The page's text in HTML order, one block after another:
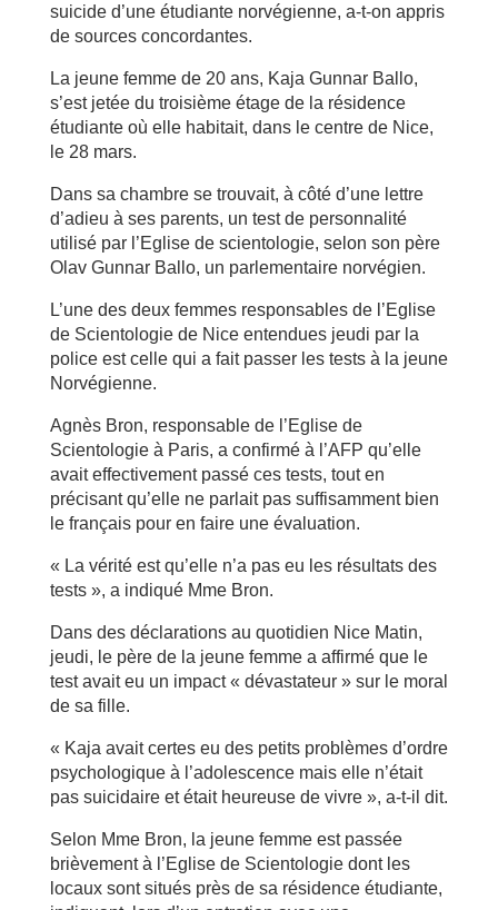
suicide d’une étudiante norvégienne, a-t-on appris
de sources concordantes.
La jeune femme de 20 ans, Kaja Gunnar Ballo,
s’est jetée du troisième étage de la résidence
étudiante où elle habitait, dans le centre de Nice,
le 28 mars.
Dans sa chambre se trouvait, à côté d’une lettre
d’adieu à ses parents, un test de personnalité
utilisé par l’Eglise de scientologie, selon son père
Olav Gunnar Ballo, un parlementaire norvégien.
L’une des deux femmes responsables de l’Eglise
de Scientologie de Nice entendues jeudi par la
police est celle qui a fait passer les tests à la jeune
Norvégienne.
Agnès Bron, responsable de l’Eglise de
Scientologie à Paris, a confirmé à l’AFP qu’elle
avait effectivement passé ces tests, tout en
précisant qu’elle ne parlait pas suffisamment bien
le français pour en faire une évaluation.
« La vérité est qu’elle n’a pas eu les résultats des
tests », a indiqué Mme Bron.
Dans des déclarations au quotidien Nice Matin,
jeudi, le père de la jeune femme a affirmé que le
test avait eu un impact « dévastateur » sur le moral
de sa fille.
« Kaja avait certes eu des petits problèmes d’ordre
psychologique à l’adolescence mais elle n’était
pas suicidaire et était heureuse de vivre », a-t-il dit.
Selon Mme Bron, la jeune femme est passée
brièvement à l’Eglise de Scientologie dont les
locaux sont situés près de sa résidence étudiante,